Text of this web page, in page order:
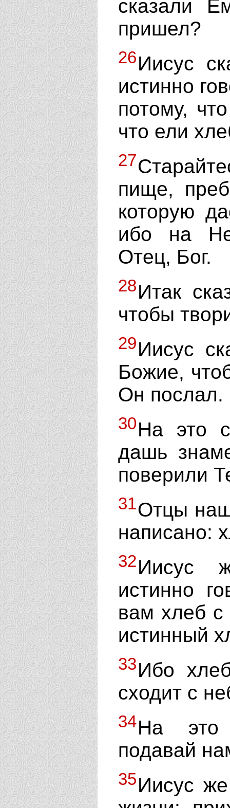
сказали
пришел?
26Иисус
истинно
потому,
что ели
27
пище,
которую
ибо на
Отец, Бог.
28Итак
чтобы
29Иисус
Божие,
Он послал.
30На это
дашь
поверили
31Отцы
написано:
32Иисус
истинно
вам хлеб
истинный
33Ибо
сходит с
34На это
подавай
35Иисус